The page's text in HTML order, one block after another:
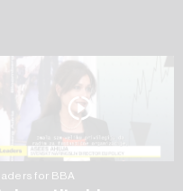
for BBA